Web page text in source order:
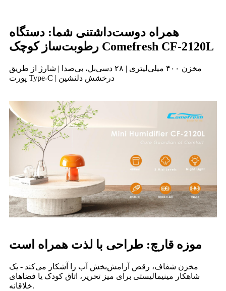
همراه دوست‌داشتنی شما: دستگاه
رطوبت‌ساز کوچک Comefresh CF-2120L
مخزن ۴۰۰ میلی‌لیتری | ۲۸ دسی‌بل، بی‌صدا | شارژ از طریق
پورت Type-C | درخشش دلنشین
موزه قارچ: طراحی با لذت همراه است
مخزن شفاف، رقص آرامش‌بخش آب را آشکار می‌کند - یک
شاهکار مینیمالیستی برای میز تحریر، اتاق کودک یا فضاهای
خلاقانه.